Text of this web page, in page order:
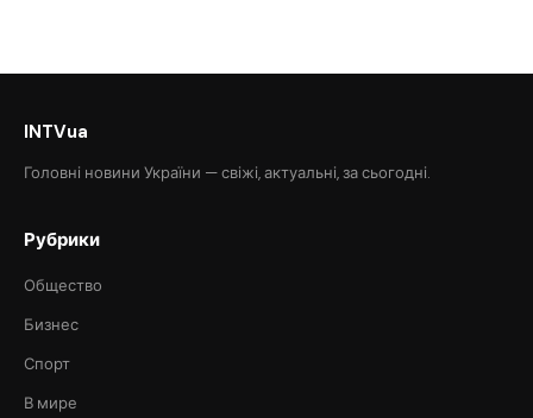
INTVua
Головні новини України — свіжі, актуальні, за сьогодні.
Рубрики
Общество
Бизнес
Спорт
В мире